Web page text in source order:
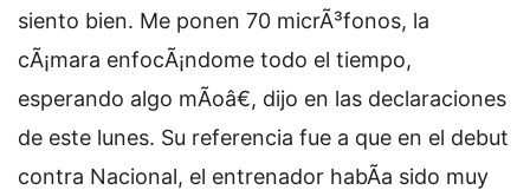
siento bien. Me ponen 70 micrÃ³fonos, la
cÃ¡mara enfocÃ¡ndome todo el tiempo,
esperando algo mÃ­oâ€, dijo en las declaraciones
de este lunes. Su referencia fue a que en el debut
contra Nacional, el entrenador habÃ­a sido muy